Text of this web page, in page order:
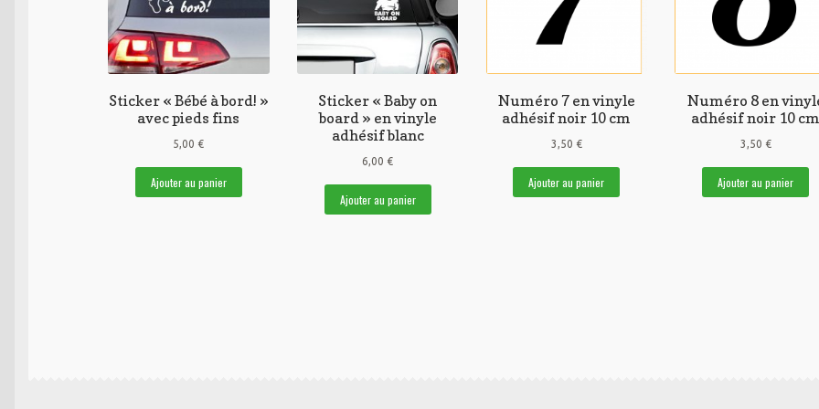
Sticker « Bébé à bord! »
avec pieds fins
5,00 €
Ajouter au panier
Sticker « Baby on
board » en vinyle
adhésif blanc
6,00 €
Ajouter au panier
Numéro 7 en vinyle
adhésif noir 10 cm
3,50 €
Ajouter au panier
Numéro 8 en
adhésif noir 10
3,50 €
Ajouter au panier